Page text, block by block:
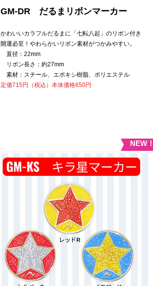
GM-DR だるまリボンマーカー
かわいいカラフルだるまに「七転八起」のリボン付き
開運必至！やわらかいリボン素材がつかみやすい。
直径：22mm
リボン長さ：約27mm
素材：スチール、エポキシ樹脂、ポリエステル
​定価715円（税込）本体価格650円
NEW！